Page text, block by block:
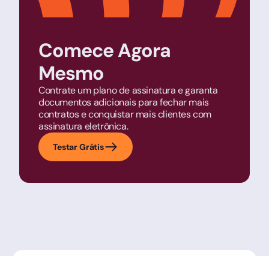
Comece Agora
Mesmo
Contrate um plano de assinatura e garanta
documentos adicionais para fechar mais
contratos e conquistar mais clientes com
assinatura eletrônica.
Testar Grátis